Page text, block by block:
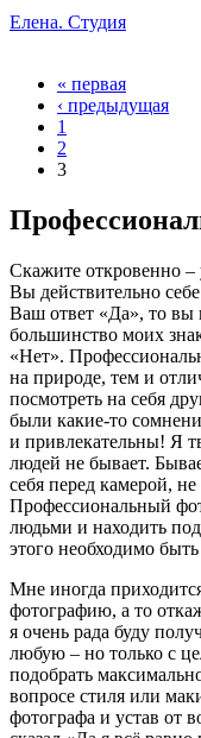
Елена. Студия
« первая
‹ предыдущая
1
2
3
Скажите откровенно
Вы действительно
Ваш ответ «Да», то вы
большинство моих
«Нет».
на природе, тем и
посмотреть на себя
были какие-то
и привлекательны! Я
людей не бывает.
себя перед камерой, не
Профессиональный
людьми и находить
этого необходимо
Мне иногда
фотографию, а то
я очень рада буду
любую – но только с
подобрать
вопросе стиля или
фотографа и устав от